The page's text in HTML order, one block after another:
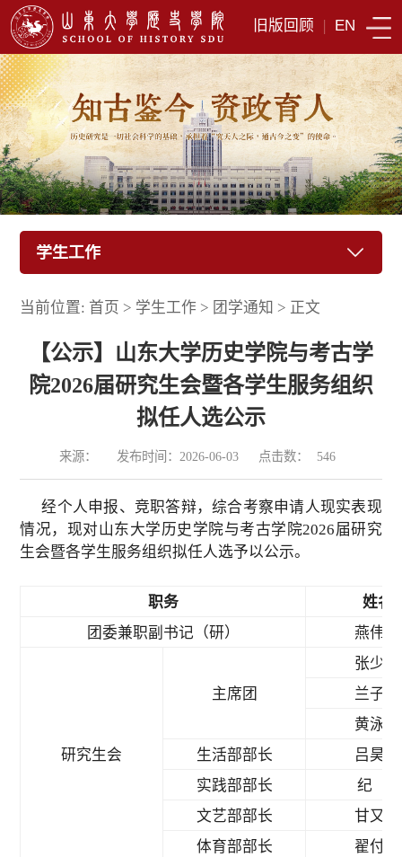
旧版回顾 | EN
学生工作
当前位置: 首页 > 学生工作 > 团学通知 > 正文
【公示】山东大学历史学院与考古学
院2026届研究生会暨各学生服务组织
拟任人选公示
来源： 发布时间：2026-06-03 点击数： 546
经个人申报、竞职答辩，综合考察申请人现实表现
情况，现对山东大学历史学院与考古学院2026届研究
生会暨各学生服务组织拟任人选予以公示。
职务
姓名
团委兼职副书记（研）
燕伟豪
研究生会
主席团
张少璇
兰子璇
黄泳菡
生活部部长
吕昊臻
实践部部长
纪 璇
文艺部部长
甘又华
体育部部长
翟付杰